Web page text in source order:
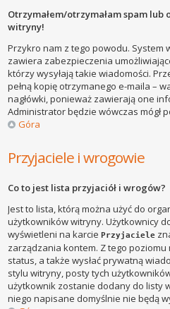
Otrzymałem/otrzymałam spam
witryny!
Przykro nam z tego powodu. System
zawiera zabezpieczenia
którzy wysyłają takie wiadomości.
pełną kopię otrzymanego e-maila –
nagłówki, ponieważ zawierają one
Administrator będzie wówczas mógł
Góra
Przyjaciele i wrogowie
Co to jest lista przyjaciół i wrogów?
Jest to lista, którą można użyć do
użytkowników witryny. Użytkownicy
wyświetleni na karciePrzyjaciele
zarządzania kontem. Z tego
status, a także wysłać prywatną
stylu witryny, posty tych
użytkownik zostanie dodany do listy
niego napisane domyślnie nie będą